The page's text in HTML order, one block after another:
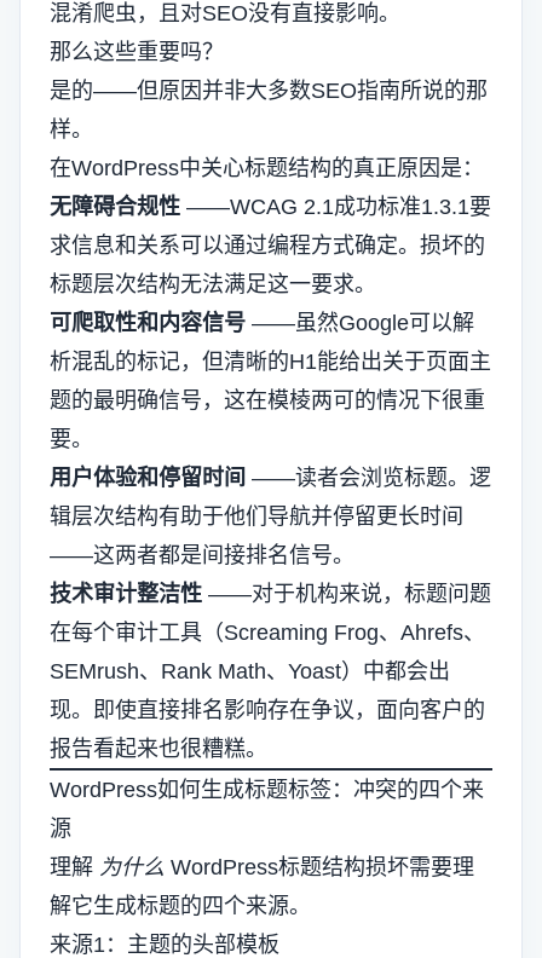
混淆爬虫，且对SEO没有直接影响。
那么这些重要吗？
是的——但原因并非大多数SEO指南所说的那
样。
在WordPress中关心标题结构的真正原因是：
无障碍合规性 ——WCAG 2.1成功标准1.3.1要
求信息和关系可以通过编程方式确定。损坏的
标题层次结构无法满足这一要求。
可爬取性和内容信号 ——虽然Google可以解
析混乱的标记，但清晰的H1能给出关于页面主
题的最明确信号，这在模棱两可的情况下很重
要。
用户体验和停留时间 ——读者会浏览标题。逻
辑层次结构有助于他们导航并停留更长时间
——这两者都是间接排名信号。
技术审计整洁性 ——对于机构来说，标题问题
在每个审计工具（Screaming Frog、Ahrefs、
SEMrush、Rank Math、Yoast）中都会出
现。即使直接排名影响存在争议，面向客户的
报告看起来也很糟糕。
WordPress如何生成标题标签：冲突的四个来
源
理解 为什么 WordPress标题结构损坏需要理
解它生成标题的四个来源。
来源1：主题的头部模板